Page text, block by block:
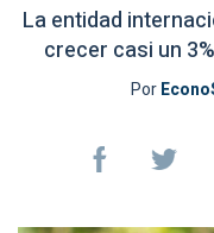
La entidad
crecer casi un
Por